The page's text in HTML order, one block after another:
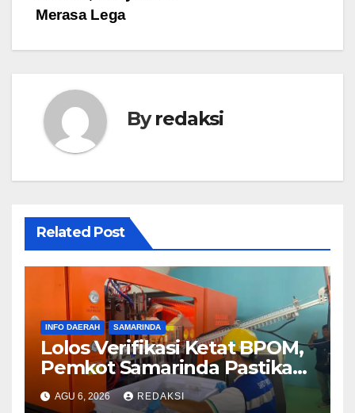
Merasa Lega
Byredaksi
Related Post
INFO DAERAH SAMARINDA
Lolos Verifikasi Ketat BPOM,
Pemkot Samarinda Pastikan
SAMAQUA Siap Bersaing
Sehat di Pasar Lokal
AGU 6, 2026 REDAKSI